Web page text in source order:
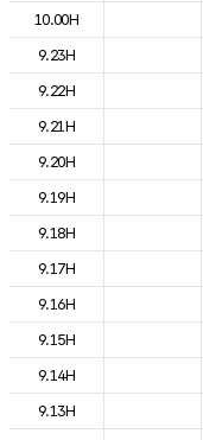
10.00H
9.23H
9.22H
9.21H
9.20H
9.19H
9.18H
9.17H
9.16H
9.15H
9.14H
9.13H